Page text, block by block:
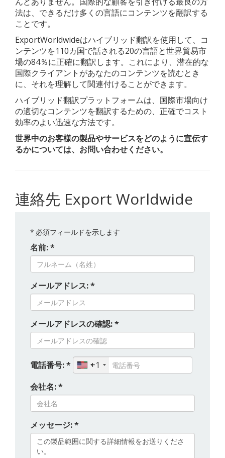
法は、できるだけ多くの言語にコンテンツを翻訳する
ことです。
ExportWorldwideはハイブリッド翻訳を使用して、コ
ンテンツを110カ国で話される20の言語と世界貿易市
場の84％に正確に翻訳します。これにより、潜在的な
国際クライアントがあなたのコンテンツを読むとき
に、それを理解して関連付けることができます。
ハイブリッド翻訳プラットフォームは、国際市場向け
の適切なコンテンツを翻訳するための、正確でコスト
効率のよい迅速な方法です。
世界中のお客様の製品やサービスをどのように宣伝す
るかについては、お問い合わせください。
連絡先 Export Worldwide
* 必須フィールドを示します
名前: *
メールアドレス: *
メールアドレスの確認: *
電話番号: *
+1
会社名: *
メッセージ: *